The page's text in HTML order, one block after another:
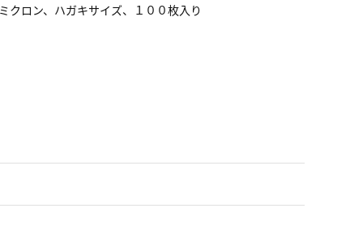
クロン、ハガキサイズ、１００枚入り